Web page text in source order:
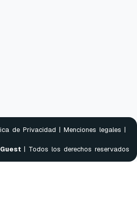
de Privacidad Menciones legales
| Todos los derechos reservados